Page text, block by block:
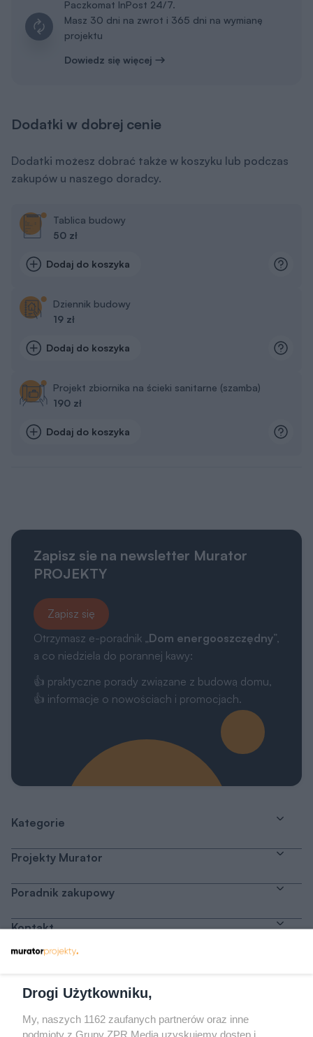
Paczkomat InPost 24/7.
Masz 30 dni na zwrot i 365 dni na wymianę
projektu
Dowiedz się więcej
Dodatki w dobrej cenie
Dodatki możesz dobrać także w koszyku lub podczas
zakupów u naszego doradcy.
Tablica budowy
50 zł
Dodaj do koszyka
Dziennik budowy
19 zł
Dodaj do koszyka
Projekt zbiornika na ścieki sanitarne (szamba)
190 zł
Dodaj do koszyka
Zapisz sie na newsletter Murator
PROJEKTY
Zapisz się
Otrzymasz e-poradnik „Dom energooszczędny”,
a co niedziela do porannej kawy:
👍 praktyczne porady związane z budową domu,
👍 informacje o nowościach i promocjach.
Kategorie
Projekty Murator
Poradnik zakupowy
Kontakt
Drogi Użytkowniku,
My, naszych 1162 zaufanych partnerów oraz inne
podmioty z Grupy ZPR Media uzyskujemy dostęp i